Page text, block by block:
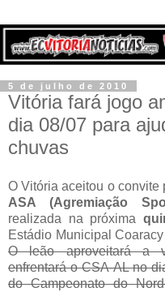
5 de julho de 2010
Vitória fará jogo
dia 08/07 para
chuvas
O Vitória aceitou o convite
ASA (Agremiação
realizada na próxima
Estádio Municipal
O leão aproveitará a
enfrentará o CSA-AL no
do Campeonato do